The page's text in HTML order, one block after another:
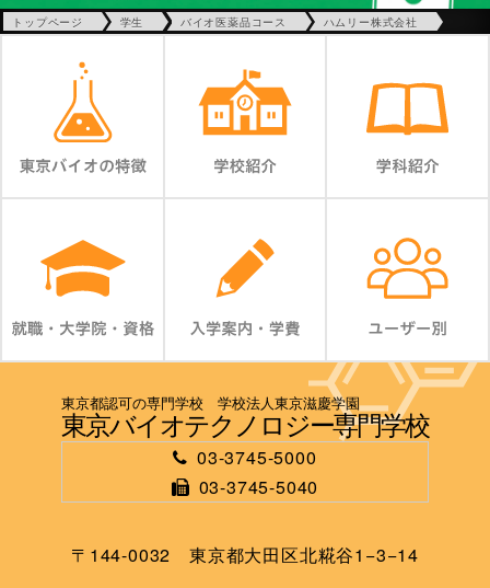
トップページ 学生 バイオ医薬品コース ハムリー株式会社
東京都認可の専門学校 学校法人東京滋慶学園
東京バイオテクノロジー専門学校
03-3745-5000
03-3745-5040
〒144-0032 東京都大田区北糀谷1−3−14